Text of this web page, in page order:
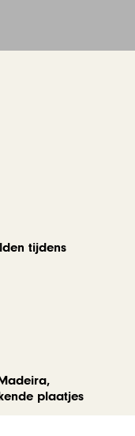
tijdens
plaatjes